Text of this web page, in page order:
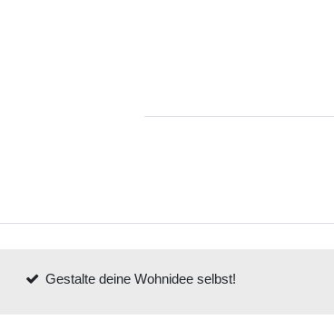
Gestalte deine Wohnidee selbst!